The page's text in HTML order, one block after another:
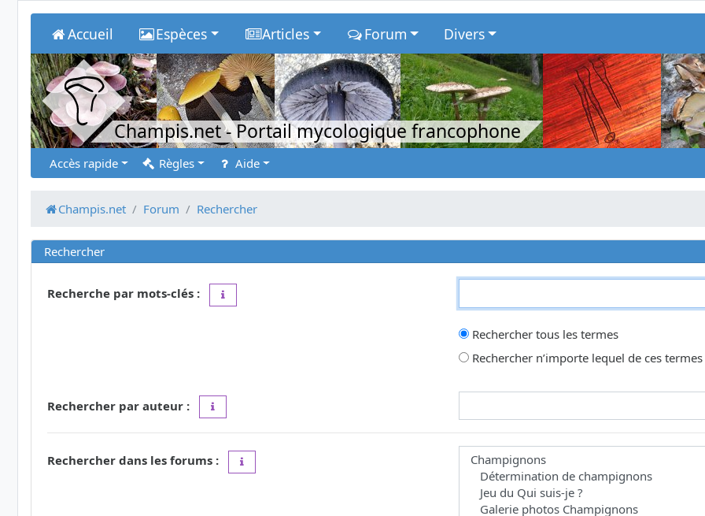
Accueil Espèces Articles Forum Divers
Champis.net- Portail mycologique francophone
Accès rapide Règles Aide
Champis.net Forum Rechercher
Rechercher
Recherche par mots-clés :
Rechercher tous les termes
Rechercher n’importe lequel de ces termes
Rechercher par auteur :
Rechercher dans les forums : Choisissez le forum ou les forums dans le(s)quel(s) vous souhaitez effectuer une recherche.